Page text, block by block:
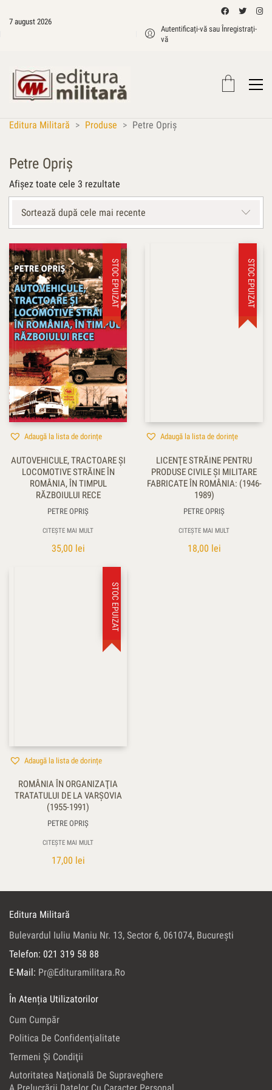
7 august 2026
Autentificați-vă sau Înregistrați-
vă
Editura Militară > Produse > Petre Opriş
Petre Opriş
Afișez toate cele 3 rezultate
după
cele
Sortează după cele mai recente
STOC EPUIZAT
Adaugă la lista de dorințe
AUTOVEHICULE, TRACTOARE ŞI
LOCOMOTIVE STRĂINE ÎN
ROMÂNIA, ÎN TIMPUL
RĂZBOIULUI RECE
PETRE OPRIŞ
CITEȘTE MAI MULT
35,00 lei
STOC EPUIZAT
Adaugă la lista de dorințe
LICENŢE STRĂINE PENTRU
PRODUSE CIVILE ŞI MILITARE
FABRICATE ÎN ROMÂNIA: (1946-
1989)
PETRE OPRIŞ
CITEȘTE MAI MULT
18,00 lei
STOC EPUIZAT
Adaugă la lista de dorințe
ROMÂNIA ÎN ORGANIZAŢIA
TRATATULUI DE LA VARŞOVIA
(1955-1991)
PETRE OPRIŞ
CITEȘTE MAI MULT
17,00 lei
Editura Militară
Bulevardul Iuliu Maniu Nr. 13, Sector 6, 061074, Bucureşti
Telefon: 021 319 58 88
E-Mail: Pr@edituramilitara.ro
În Atenția Utilizatorilor
Cum Cumpăr
Politica De Confidenţialitate
Termeni Şi Condiţii
Autoritatea Naţională De Supraveghere